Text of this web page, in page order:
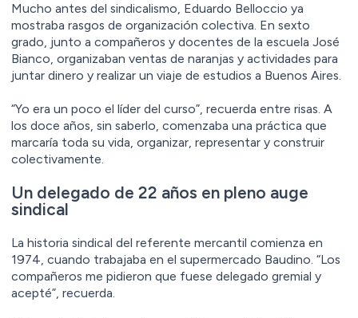
Mucho antes del sindicalismo, Eduardo Belloccio ya
mostraba rasgos de organización colectiva. En sexto
grado, junto a compañeros y docentes de la escuela José
Bianco, organizaban ventas de naranjas y actividades para
juntar dinero y realizar un viaje de estudios a Buenos Aires.
“Yo era un poco el líder del curso”, recuerda entre risas. A
los doce años, sin saberlo, comenzaba una práctica que
marcaría toda su vida, organizar, representar y construir
colectivamente.
Un delegado de 22 años en pleno auge
sindical
La historia sindical del referente mercantil comienza en
1974, cuando trabajaba en el supermercado Baudino. “Los
compañeros me pidieron que fuese delegado gremial y
acepté”, recuerda.